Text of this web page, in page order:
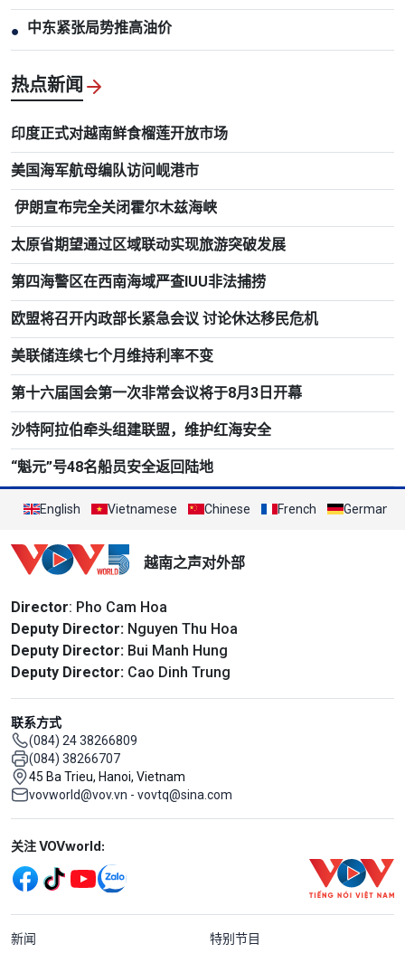
● 中东紧张局势推高油价
热点新闻
印度正式对越南鲜食榴莲开放市场
美国海军航母编队访问岘港市
伊朗宣布完全关闭霍尔木兹海峡
太原省期望通过区域联动实现旅游突破发展
第四海警区在西南海域严查IUU非法捕捞
欧盟将召开内政部长紧急会议 讨论休达移民危机
美联储连续七个月维持利率不变
第十六届国会第一次非常会议将于8月3日开幕
沙特阿拉伯牵头组建联盟，维护红海安全
“魁元”号48名船员安全返回陆地
English Vietnamese Chinese French German
越南之声对外部
Director: Pho Cam Hoa
Deputy Director: Nguyen Thu Hoa
Deputy Director: Bui Manh Hung
Deputy Director: Cao Dinh Trung
联系方式
(084) 24 38266809
(084) 38266707
45 Ba Trieu, Hanoi, Vietnam
vovworld@vov.vn - vovtq@sina.com
Mạng xã hội
关注 VOVworld:
Menu footer tiếng Trung Quốc
新闻 特别节目